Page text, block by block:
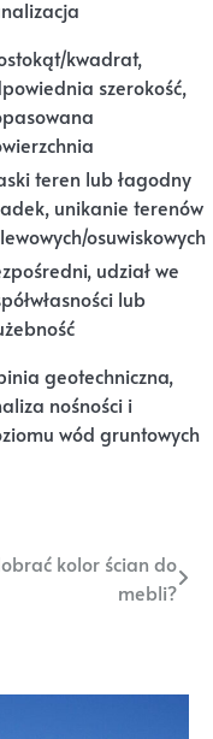
kwadrat,
szerokość,
teren lub łagodny
unikanie terenów
osuwiskowych
udział we
lub
geotechniczna,
nośności i
wód gruntowych
kolor ścian do
mebli?